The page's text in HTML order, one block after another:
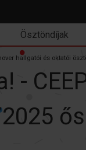
Ösztöndíjak
hallgatói és oktatói
-